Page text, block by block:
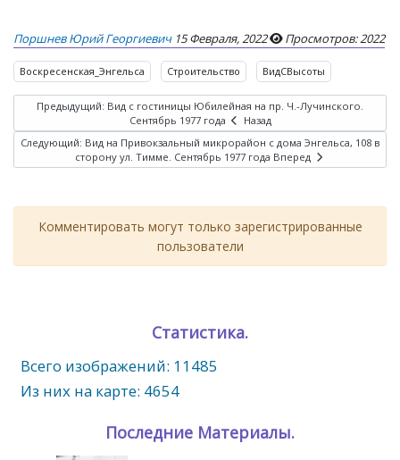
Поршнев Юрий Георгиевич 15 Февраля, 2022 Просмотров: 2022
Воскресенская_Энгельса Строительство ВидСВысоты
Предыдущий: Вид с гостиницы Юбилейная на пр. Ч.-Лучинского.
Сентябрь 1977 года
Назад
Следующий: Вид на Привокзальный микрорайон с дома Энгельса, 108 в
сторону ул. Тимме. Сентябрь 1977 года Вперед
Комментировать могут только зарегистрированные
пользователи
Статистика.
Всего изображений: 11485
Из них на карте: 4654
Последние Материалы.